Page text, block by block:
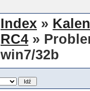
Index »
RC4 »
win7/32b